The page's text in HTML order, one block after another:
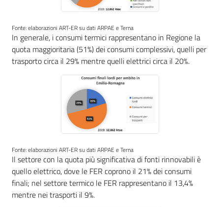
Fonte: elaborazioni ART-ER su dati ARPAE e Terna
In generale, i consumi termici rappresentano in Regione la
quota maggioritaria (51%) dei consumi complessivi, quelli per
trasporto circa il 29% mentre quelli elettrici circa il 20%.
Fonte: elaborazioni ART-ER su dati ARPAE e Terna
Il settore con la quota più significativa di fonti rinnovabili è
quello elettrico, dove le FER coprono il 21% dei consumi
finali; nel settore termico le FER rappresentano il 13,4%
mentre nei trasporti il 9%.